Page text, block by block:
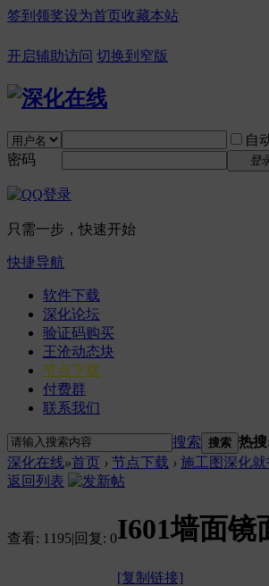
签到领奖设为首页收藏本站
开启辅助访问 切换到窄版
自
密码
登
只需一步，快速开始
快捷导航
软件下载
深化论坛
验证码购买
王沧动态块
节点下载
付费群
联系我们
搜索 搜索 热
深化在线»首页 › 节点下载 › 施工图深化
返回列表
查看: 1195| 回复: 0I601墙面
[复制链接]